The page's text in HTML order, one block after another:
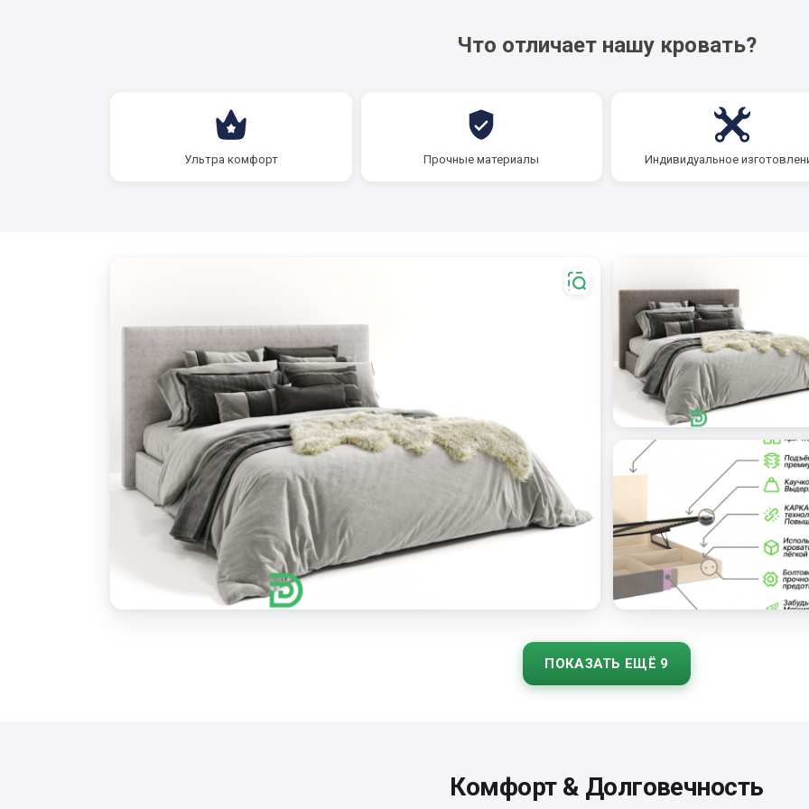
Что отличает нашу кровать?
Ультра комфорт Прочные материалы Индивидуальное
ПОКАЗАТЬ ЕЩЁ 9
Комфорт & Долговечность